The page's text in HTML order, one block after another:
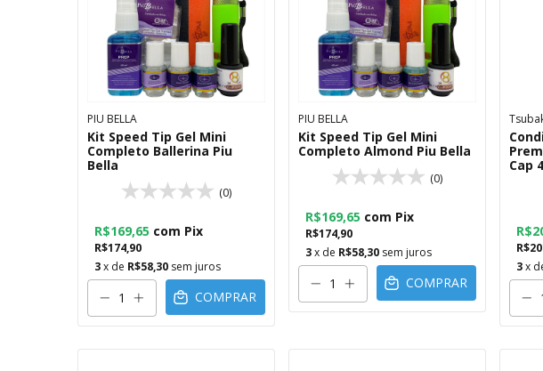
PIU BELLA
Kit Speed Tip Gel Mini
Completo Ballerina Piu
Bella
(0)
R$174,90
R$169,65 com Pix
3x de R$58,30 sem juros
COMPRAR
PIU BELLA
Kit Speed Tip Gel Mini
Completo Almond Piu Bella
(0)
R$174,90
R$169,65 com Pix
3x de R$58,30 sem juros
COMPRAR
Cap
3x